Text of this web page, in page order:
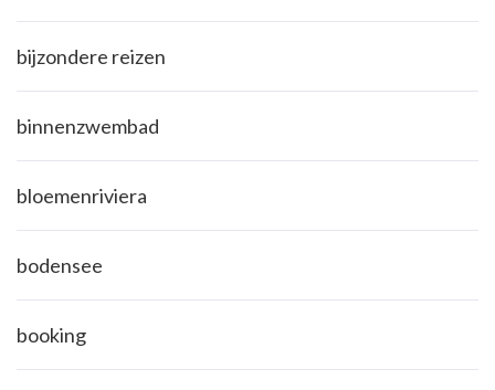
bijzondere reizen
binnenzwembad
bloemenriviera
bodensee
booking